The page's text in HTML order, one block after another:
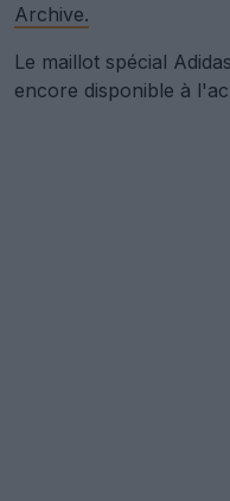
Archive.
Le maillot spécial
encore disponible à